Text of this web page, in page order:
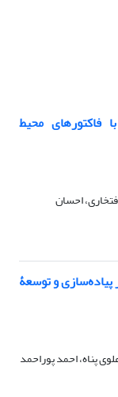
فاکتورهای محیط
احسان
و توسعۀ
پناه، احمد پوراحمد